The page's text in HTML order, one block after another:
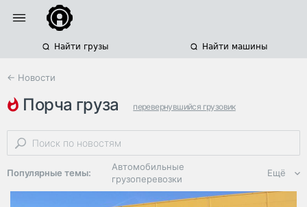
Найти грузы Найти машины
← Новости
порча груза перевернувшийся грузовик
возмещение ущерба страхование грузов
Популярные темы:
Автомобильные
грузоперевозки
Региональная
Ещё